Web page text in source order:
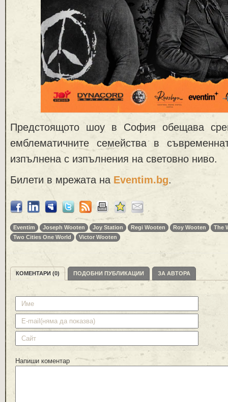
Предстоящото шоу в София обещава
емблематичните семейства в
изпълнена с изпълнения на световно ниво.
Билети в мрежата на Eventim.bg.
Eventim Joseph Wooten Joy Station Regi Wooten Roy Wooten
The
Two Cities One World
Victor Wooten
КОМЕНТАРИ (0) ПОДОБНИ ПУБЛИКАЦИИ ЗА АВТОРА
Напиши коментар